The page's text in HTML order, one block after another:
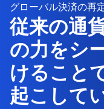
グローバル決済の再
従来の通
の力をシ
けること
起こして